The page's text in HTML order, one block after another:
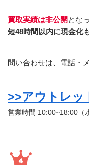
買取実績は非公開 とな
短48時間以内に現金化
問い合わせは、電話・
>>アウトレッ
営業時間 10:00~18:00（